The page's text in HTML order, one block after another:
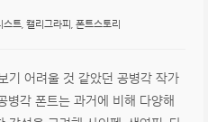
스트 캘리그라피 폰트스토리
기 어려울 것 같았던 공병각 작가
병각 폰트는 과거에 비해 다양해